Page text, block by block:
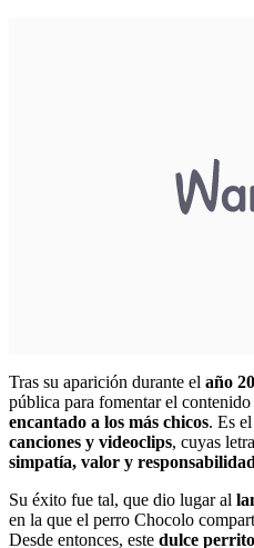
Tras su aparición durante el año
pública para fomentar el
encantado a los más chicos. Es el
canciones y videoclips, cuyas
simpatía, valor y responsabilidad
Su éxito fue tal, que dio lugar al
en la que el perro Chocolo
Desde entonces, este dulce